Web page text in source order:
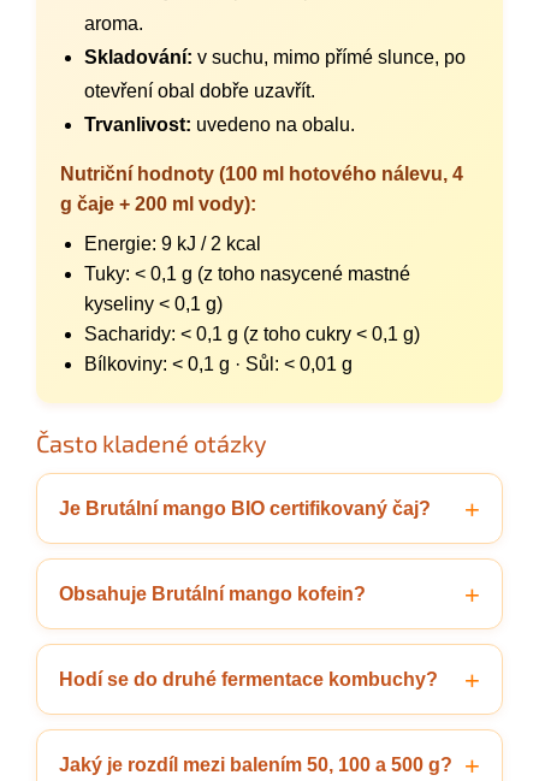
aroma.
Skladování: v suchu, mimo přímé slunce, po
otevření obal dobře uzavřít.
Trvanlivost: uvedeno na obalu.
Nutriční hodnoty (100 ml hotového nálevu, 4
g čaje + 200 ml vody):
Energie: 9 kJ / 2 kcal
Tuky: < 0,1 g (z toho nasycené mastné
kyseliny < 0,1 g)
Sacharidy: < 0,1 g (z toho cukry < 0,1 g)
Bílkoviny: < 0,1 g · Sůl: < 0,01 g
Často kladené otázky
Je Brutální mango BIO certifikovaný čaj?
Obsahuje Brutální mango kofein?
Hodí se do druhé fermentace kombuchy?
Jaký je rozdíl mezi balením 50, 100 a 500 g?